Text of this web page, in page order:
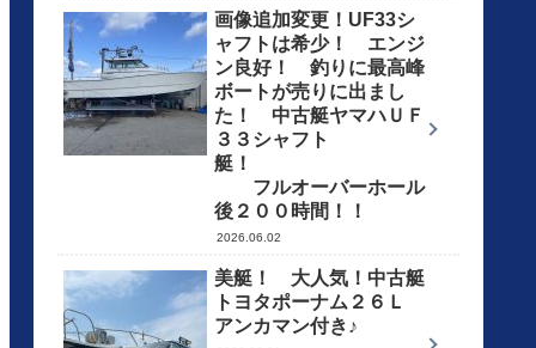
画像追加変更！UF33シ
ャフトは希少！ エンジ
ン良好！ 釣りに最高峰
ボートが売りに出まし
た！ 中古艇ヤマハＵＦ
３３シャフト
艇！
フルオーバーホール
後２００時間！！
2026.06.02
美艇！ 大人気！中古艇
トヨタポーナム２６Ｌ
アンカマン付き♪